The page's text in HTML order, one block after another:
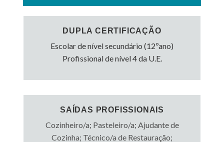
DUPLA CERTIFICAÇÃO
Escolar de nível secundário (12ºano)
Profissional de nível 4 da U.E.
SAÍDAS PROFISSIONAIS
Cozinheiro/a; Pasteleiro/a; Ajudante de
Cozinha; Técnico/a de Restauração;